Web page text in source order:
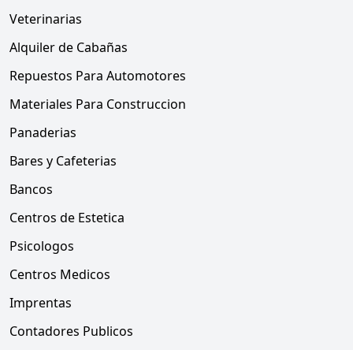
Veterinarias
Alquiler de Cabañas
Repuestos Para Automotores
Materiales Para Construccion
Panaderias
Bares y Cafeterias
Bancos
Centros de Estetica
Psicologos
Centros Medicos
Imprentas
Contadores Publicos